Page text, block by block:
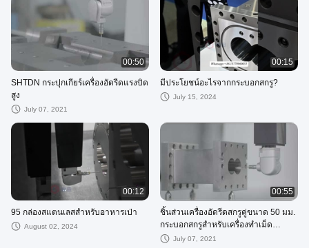
00:50
SHTDN กระปุกเกียร์เครื่องอัดรีดแรงบิด
สูง
July 07, 2021
00:15
มีประโยชน์อะไรจากกระบอกสกรู?
July 15, 2024
00:12
95 กล่องสแตนเลสสําหรับอาหารเป่า
August 02, 2024
00:55
ชิ้นส่วนเครื่องอัดรีดสกรูคู่ขนาด 50 มม.
กระบอกสกรูสำหรับเครื่องทำเม็ด
พลาสติก
July 07, 2021